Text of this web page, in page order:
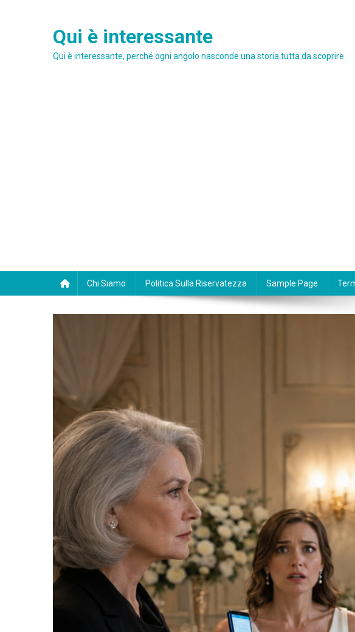
Qui è interessante
Qui è interessante, perché ogni angolo nasconde una storia tutta da scoprire
Chi Siamo Politica Sulla Riservatezza Sample Page